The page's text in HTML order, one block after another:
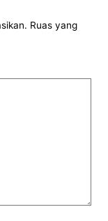
Ruas yang